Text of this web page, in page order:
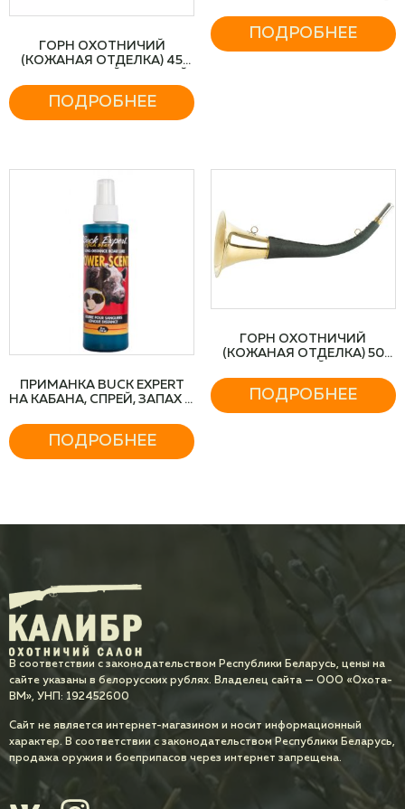
ГОРН ОХОТНИЧИЙ
(КОЖАНАЯ ОТДЕЛКА) 45
ЦВЕТ ТЁМНО-ЗЕЛЁНЫЙ
ПОДРОБНЕЕ
ПОДРОБНЕЕ
ПРИМАНКА BUCK EXPERT
НА КАБАНА, СПРЕЙ, ЗАПАХ —
ПОДРОБНЕЕ
ГОРН ОХОТНИЧИЙ
(КОЖАНАЯ ОТДЕЛКА) 50
ТЁМНО-ЗЕЛЁНЫЙ
ПОДРОБНЕЕ
В соответствии с законодательством Республики Беларусь, цены на
сайте указаны в белорусских рублях. Владелец сайта — ООО «Охота-
ВМ», УНП: 192452600
Сайт не является интернет-магазином и носит информационный
характер. В соответствии с законодательством Республики Беларусь,
продажа оружия и боеприпасов через интернет запрещена.